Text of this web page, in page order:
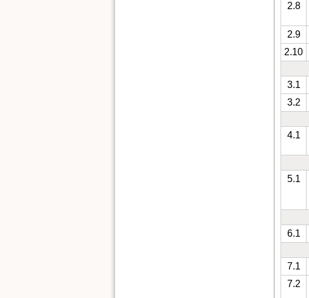
2.8
2.9
2.10
3.1
3.2
4.1
5.1
6.1
7.1
7.2